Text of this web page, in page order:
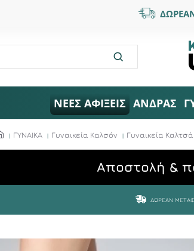
ΝΕΕΣ ΑΦΙΞΕΙΣ ΑΝΔΡΑΣ
ΓΥΝΑΙΚΑ Γυναικεία Καλσόν Γυναικεία
Aποστολή &
ΔΩΡΕΆΝ